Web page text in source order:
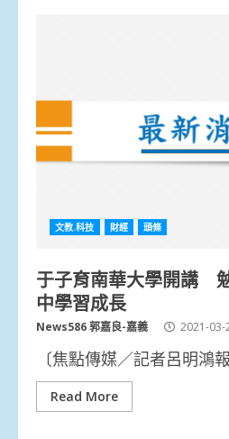
文教.科技 財經 頭條
于子育南華大學開講
中學習成長
News586 郭嘉良-嘉義 2021-03-
〔焦點傳媒／記者呂明鴻
Read More